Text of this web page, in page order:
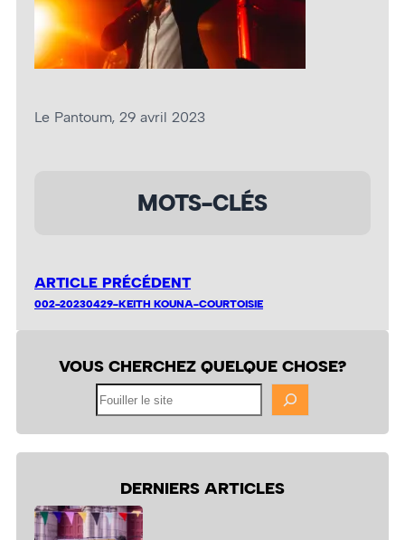
Le Pantoum, 29 avril 2023
MOTS-CLÉS
ARTICLE PRÉCÉDENT
002-20230429-KEITH KOUNA-COURTOISIE
VOUS CHERCHEZ QUELQUE CHOSE?
DERNIERS ARTICLES